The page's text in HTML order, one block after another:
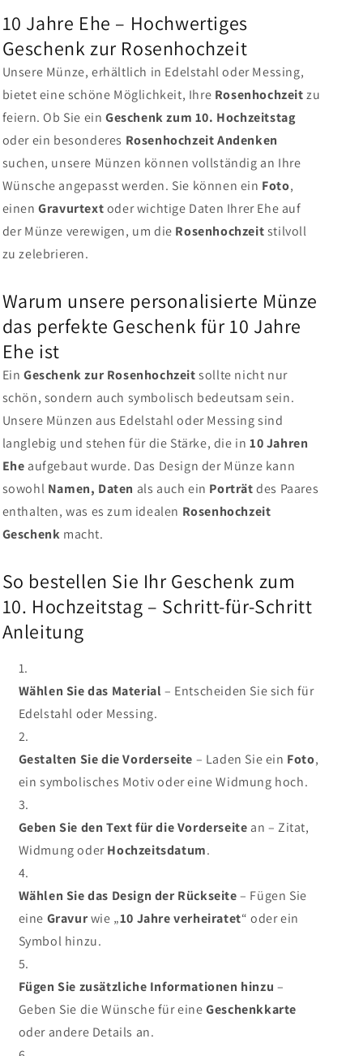
10 Jahre Ehe – Hochwertiges
Geschenk zur Rosenhochzeit
Unsere Münze, erhältlich in Edelstahl oder Messing,
bietet eine schöne Möglichkeit, Ihre Rosenhochzeitzu
feiern. Ob Sie ein Geschenk zum 10. Hochzeitstag
oder ein besonderes Rosenhochzeit Andenken
suchen, unsere Münzen können vollständig an Ihre
Wünsche angepasst werden. Sie können ein Foto,
einenGravurtextoder wichtige Daten Ihrer Ehe auf
der Münze verewigen, um die Rosenhochzeitstilvoll
zu zelebrieren.
Warum unsere personalisierte Münze
das perfekte Geschenk für 10 Jahre
Ehe ist
Ein Geschenk zur Rosenhochzeitsollte nicht nur
schön, sondern auch symbolisch bedeutsam sein.
Unsere Münzen aus Edelstahl oder Messing sind
langlebig und stehen für die Stärke, die in 10 Jahren
Ehe aufgebaut wurde. Das Design der Münze kann
sowohl Namen, Daten als auch ein Porträtdes Paares
enthalten, was es zum idealen Rosenhochzeit
Geschenk macht.
So bestellen Sie Ihr Geschenk zum
10. Hochzeitstag – Schritt-für-Schritt
Anleitung
Wählen Sie das Material– Entscheiden Sie sich für
Edelstahl oder Messing.
Gestalten Sie die Vorderseite – Laden Sie ein Foto,
ein symbolisches Motiv oder eine Widmung hoch.
Geben Sie den Text für die Vorderseite an – Zitat,
Widmung oderHochzeitsdatum.
Wählen Sie das Design der Rückseite– Fügen Sie
eine Gravurwie „10 Jahre verheiratet“ oder ein
Symbol hinzu.
Fügen Sie zusätzliche Informationen hinzu –
Geben Sie die Wünsche für eineGeschenkkarte
oder andere Details an.